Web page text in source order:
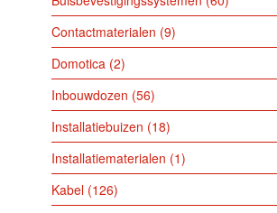
Contactmaterialen 9
Domotica 2
Inbouwdozen 56
Installatiebuizen 18
Installatiematerialen 1
Kabel 126